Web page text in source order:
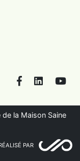
FacebookLinkedIn
la Maison Saine
PAR